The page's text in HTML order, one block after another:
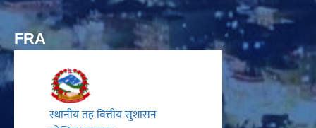
FRA